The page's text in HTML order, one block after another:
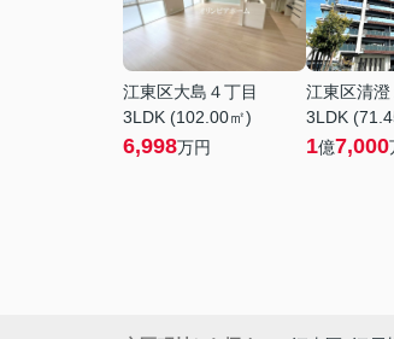
江東区大島４丁目
3LDK (102.00㎡)
6,998万円
江東区清澄
3LDK
1億7,000